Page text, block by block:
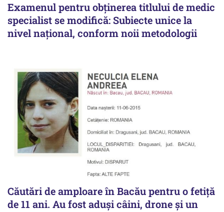
Examenul pentru obținerea titlului de medic
specialist se modifică: Subiecte unice la
nivel național, conform noii metodologii
Căutări de amploare în Bacău pentru o fetiță
de 11 ani. Au fost aduși câini, drone și un